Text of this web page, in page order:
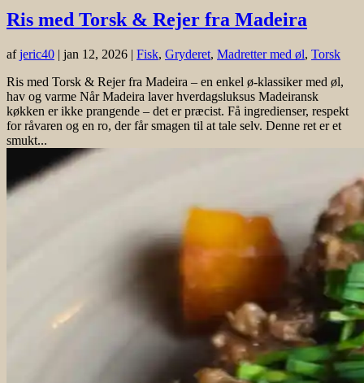
Ris med Torsk & Rejer fra Madeira
afjeric40 | jan 12, 2026 | Fisk, Gryderet, Madretter med øl, Torsk
Ris med Torsk & Rejer fra Madeira – en enkel ø-klassiker med øl,
hav og varme Når Madeira laver hverdagsluksus Madeiransk
køkken er ikke prangende – det er præcist. Få ingredienser, respekt
for råvaren og en ro, der får smagen til at tale selv. Denne ret er et
smukt...